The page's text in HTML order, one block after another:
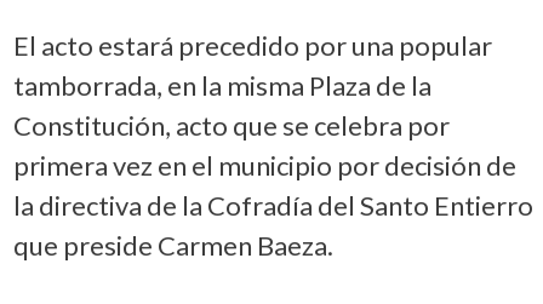
El acto estará precedido por una popular
tamborrada, en la misma Plaza de la
Constitución, acto que se celebra por
primera vez en el municipio por decisión de
la directiva de la Cofradía del Santo Entierro
que preside Carmen Baeza.